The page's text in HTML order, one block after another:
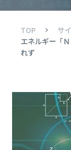
TOP
サ
エネルギー「
れず